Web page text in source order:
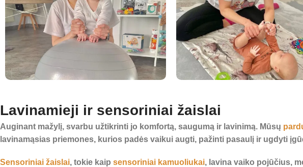
Lavinamieji ir sensoriniai žaislai
Auginant mažylį, svarbu užtikrinti jo komfortą, saugumą ir lavinimą. Mūsų
lavinamąsias priemones, kurios padės vaikui augti, pažinti pasaulį ir ugdyti
Sensoriniai žaislai, tokie kaip sensoriniai kamuoliukai, lavina vaiko pojūčius,